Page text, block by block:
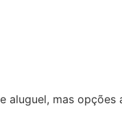
aluguel, mas opções